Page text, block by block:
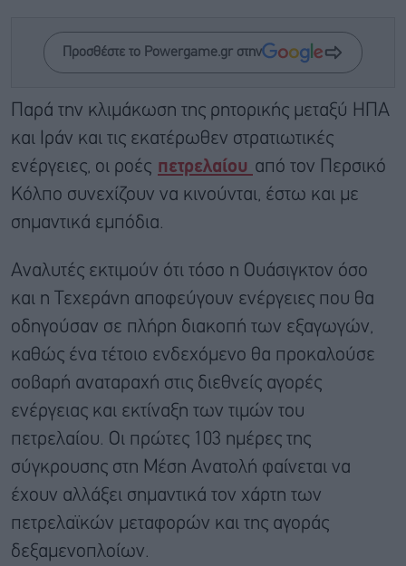
Προσθέστε το Powergame.gr στην
Παρά την κλιμάκωση της ρητορικής μεταξύ ΗΠΑ
και Ιράν και τις εκατέρωθεν στρατιωτικές
ενέργειες, οι ροές πετρελαίου από τον Περσικό
Κόλπο συνεχίζουν να κινούνται, έστω και με
σημαντικά εμπόδια.
Αναλυτές εκτιμούν ότι τόσο η Ουάσιγκτον όσο
και η Τεχεράνη αποφεύγουν ενέργειες που θα
οδηγούσαν σε πλήρη διακοπή των εξαγωγών,
καθώς ένα τέτοιο ενδεχόμενο θα προκαλούσε
σοβαρή αναταραχή στις διεθνείς αγορές
ενέργειας και εκτίναξη των τιμών του
πετρελαίου. Οι πρώτες 103 ημέρες της
σύγκρουσης στη Μέση Ανατολή φαίνεται να
έχουν αλλάξει σημαντικά τον χάρτη των
πετρελαϊκών μεταφορών και της αγοράς
δεξαμενοπλοίων.